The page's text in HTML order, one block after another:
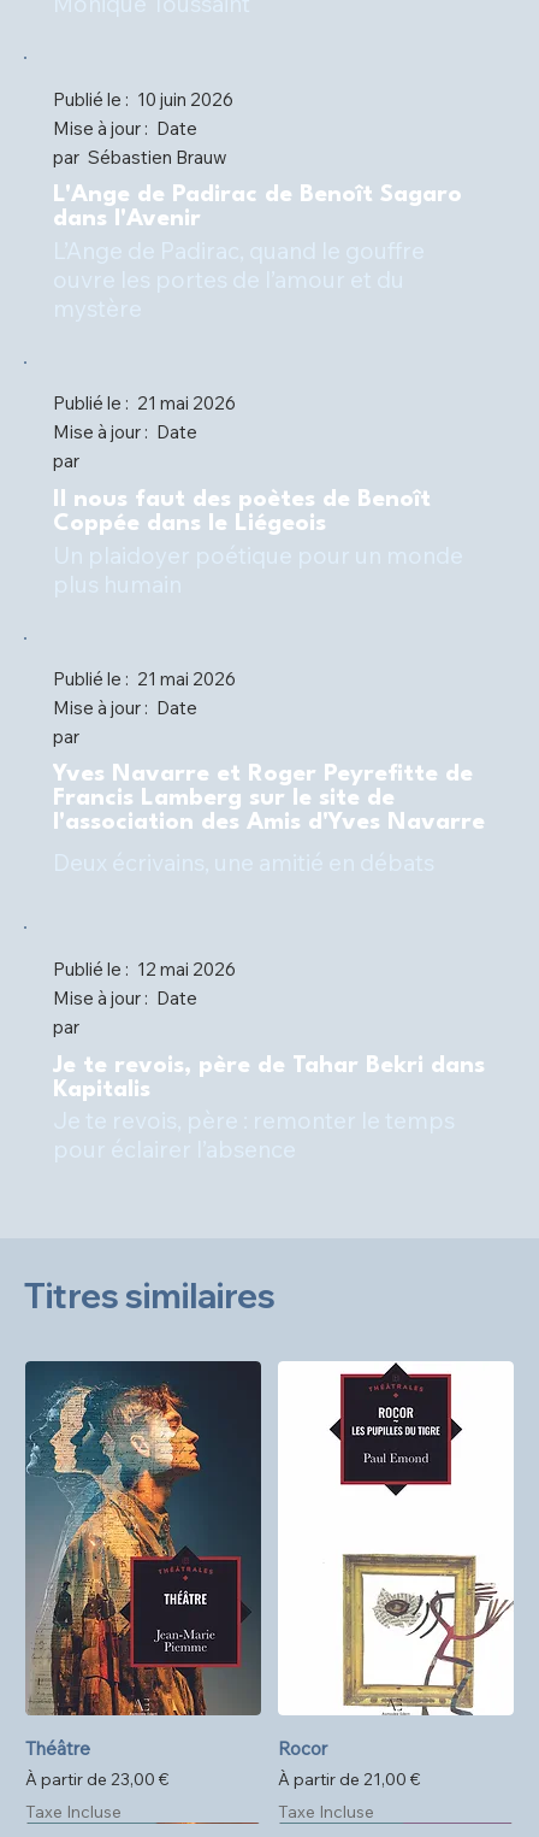
Publié le : 10 juin 2026
Mise à jour : Date
par Sébastien Brauw
L'Ange de Padirac de Benoît Sagaro
dans l'Avenir
Publié le : 21 mai 2026
Mise à jour : Date
par
Il nous faut des poètes de Benoît
Coppée dans le Liégeois
Publié le : 21 mai 2026
Mise à jour : Date
par
Yves Navarre et Roger Peyrefitte de
Francis Lamberg sur le site de
l'association des Amis d'Yves Navarre
Publié le : 12 mai 2026
Mise à jour : Date
par
Je te revois, père de Tahar Bekri dans
Kapitalis
Titres similaires
Théâtre
À partir de 23,00 €
Prix promotionnel
Taxe Incluse
Rocor
À partir de 21,00 €
Prix promotionnel
Taxe Incluse